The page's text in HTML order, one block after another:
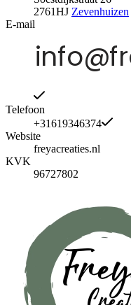
2761HJ Zevenhuizen
E-mail
Telefoon
+31619346374
Website
freyacreaties.nl
KVK
96727802